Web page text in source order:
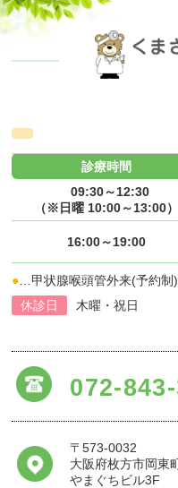
診療時間
09:30～12:30
（※日曜 10:00～13:00）
16:00～19:00
● …甲状腺喉頭管外来(予約制)
休診日
木曜・祝日
072-
〒573-0032
大阪府枚方市岡東
やまぐちビル3F